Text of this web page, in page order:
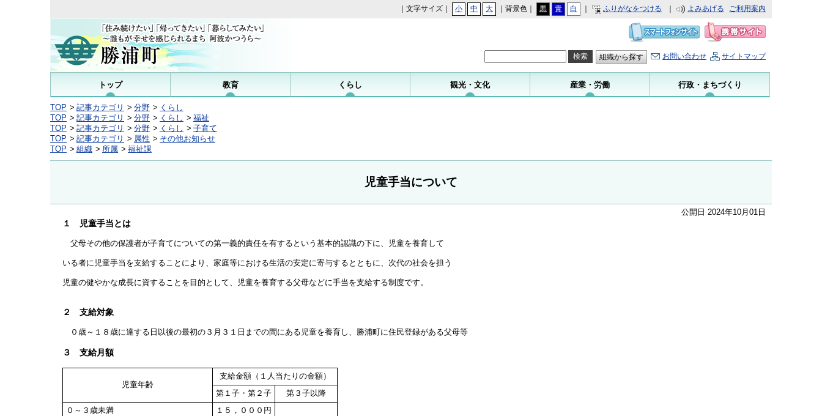
｜文字サイズ｜ 小 中 大 ｜背景色｜ 黒 青 白 ふりがなをつける よみあげる ご利用案内
組織から探す お問い合わせ サイトマップ
トップ 教育 くらし 観光・文化 産業・労働 行政・まちづくり
TOP 記事カテゴリ 分野
くらし
TOP
記事カテゴリ 分野 くらし
福祉
TOP
記事カテゴリ 分野 くらし
子育て
TOP
記事カテゴリ 属性
その他お知らせ
TOP
組織 所属 福祉課
児童手当について
公開日 2024年10月01日
１ 児童手当とは
父母その他の保護者が子育てについての第一義的責任を有するという基本的認識の下に、児童を養育して
いる者に児童手当を支給することにより、家庭等における生活の安定に寄与するとともに、次代の社会を担う
児童の健やかな成長に資することを目的として、児童を養育する父母などに手当を支給する制度です。
２ 支給対象
０歳～１８歳に達する日以後の最初の３月３１日までの間にある児童を養育し、勝浦町に住民登録がある父母等
３ 支給月額
児童年齢
支給金額（１人当たりの金額）
第１子・第２子
第３子以降
０～３歳未満
１５，０００円